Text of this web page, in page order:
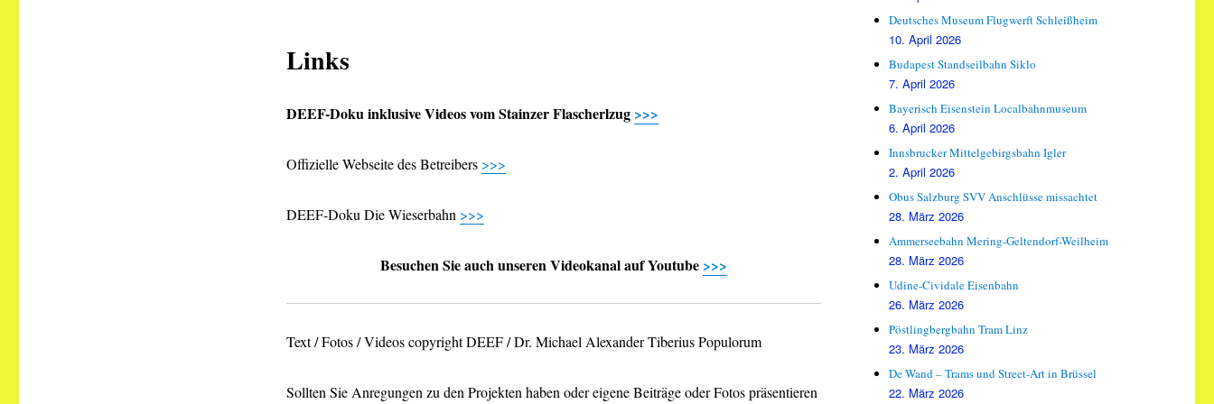
Links
DEEF-Doku inklusive Videos vom Stainzer Flascherlzug >>>
Offizielle Webseite des Betreibers >>>
DEEF-Doku Die Wieserbahn >>>
Besuchen Sie auch unseren Videokanal auf Youtube >>>
Text / Fotos / Videos copyright DEEF / Dr. Michael Alexander Tiberius Populorum
Sollten Sie Anregungen zu den Projekten haben oder eigene Beiträge oder Fotos präsentieren
Deutsches Museum Flugwerft Schleißheim
10. April 2026
Budapest Standseilbahn Siklo
7. April 2026
Bayerisch Eisenstein Localbahnmuseum
6. April 2026
Innsbrucker Mittelgebirgsbahn Igler
2. April 2026
Obus Salzburg SVV Anschlüsse missachtet
28. März 2026
Ammerseebahn Mering-Geltendorf-Weilheim
28. März 2026
Udine-Cividale Eisenbahn
26. März 2026
Pöstlingbergbahn Tram Linz
23. März 2026
De Wand – Trams und Street-Art in Brüssel
22. März 2026